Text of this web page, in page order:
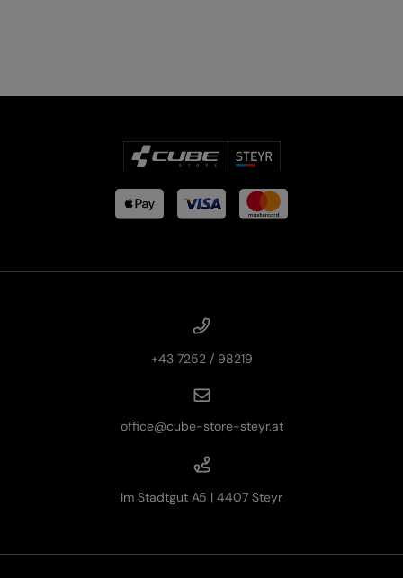
+43 7252 / 98219
office@cube-store-steyr.at
Im Stadtgut A5 | 4407 Steyr